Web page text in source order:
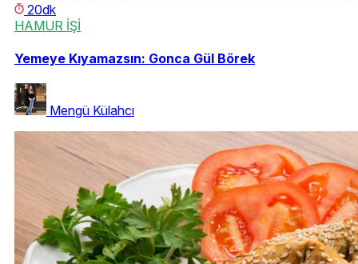
20dk
HAMUR İŞİ
Yemeye Kıyamazsın: Gonca Gül Börek
Mengü Külahcı